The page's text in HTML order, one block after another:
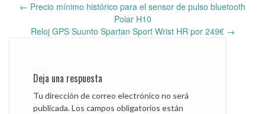
navigation
← Precio mínimo histórico para el sensor de pulso bluetooth
Polar H10
Reloj GPS Suunto Spartan Sport Wrist HR por 249€ →
Deja una respuesta
Tu dirección de correo electrónico no será
publicada.Los campos obligatorios están